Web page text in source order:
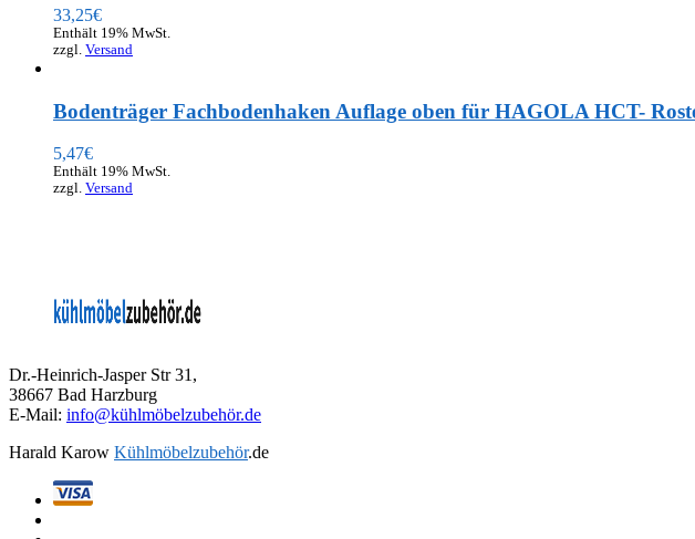
33,25€
Enthält 19% MwSt.
zzgl. Versand
Bodenträger Fachbodenhaken Auflage oben für HAGOLA HCT-
5,47€
Enthält 19% MwSt.
zzgl. Versand
Dr.-Heinrich-Jasper Str 31,
38667 Bad Harzburg
E-Mail: info@kühlmöbelzubehör.de
Harald Karow Kühlmöbelzubehör.de